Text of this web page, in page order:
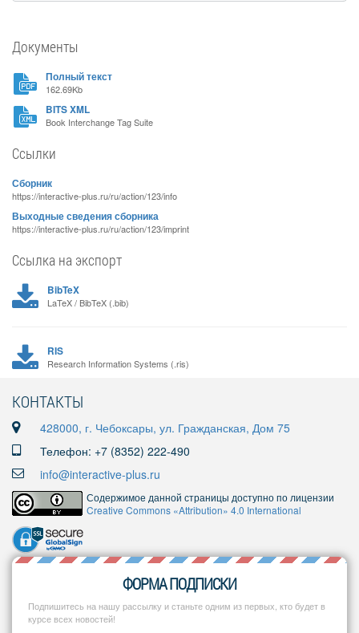
Документы
Полный текст
162.69Kb
BITS XML
Book Interchange Tag Suite
Ссылки
Сборник
https://interactive-plus.ru/ru/action/123/info
Выходные сведения сборника
https://interactive-plus.ru/ru/action/123/imprint
Ссылка на экспорт
BibTeX
LaTeX / BibTeX (.bib)
RIS
Research Information Systems (.ris)
КОНТАКТЫ
428000, г. Чебоксары, ул. Гражданская, Дом 75
Телефон: +7 (8352) 222-490
info@interactive-plus.ru
Содержимое данной страницы доступно по лицензии
Creative Commons «Attribution» 4.0 International
ФОРМА ПОДПИСКИ
Подпишитесь на нашу рассылку и станьте одним из первых, кто будет в
курсе всех новостей!